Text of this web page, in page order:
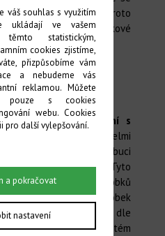
osvětlení, proto
i toto oblíbené doplňkové
A
pro hospodaření s
, což velmi
Zajišťujeme distribuci
Kingspan. Tyto
konkurenčních výrobků
nejkvalitnější výrobek
vám vybavíme dle
ucelený systém
váš souhlas s využitím
ukládají ve vašem
statistickým,
cookies zjistíme,
přizpůsobíme vám
a nebudeme vás
reklamou. Můžete
pouze s cookies
webu. Cookies
pro další vylepšování.
a pokračovat
nastavení